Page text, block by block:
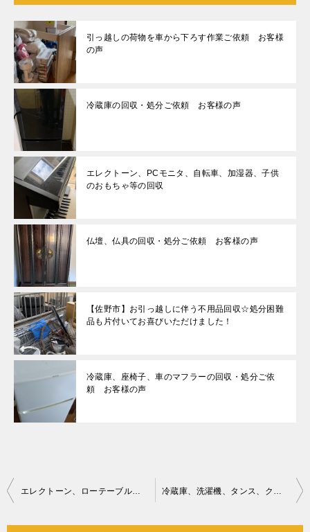
引っ越しの荷物を車から下ろす作業ご依頼 お客様
の声
冷蔵庫の回収・処分ご依頼 お客様の声
エレクトーン、PCモニタ、自転車、加湿器、子供
のおもちゃ等の回収
仏壇、仏具の回収・処分ご依頼 お客様の声
【佐野市】お引っ越しに伴う不用品回収☆処分困難
品も片付いてお喜びいただけました！
冷蔵庫、座椅子、車のマフラーの回収・処分ご依
頼 お客様の声
投
エレクトーン、ローテーブル、家電の回収・処分ご依頼 お客様の声 冷蔵庫、洗濯機、タンス、クローゼット、食器棚、布団等の回収・処分